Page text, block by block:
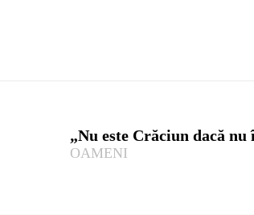
„Nu este Crăciun dacă
OAMENI